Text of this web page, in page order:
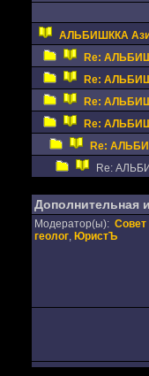
АЛЬБИШККА
Re:
Re:
Re:
Re:
Re:
Re:
Дополнительная
Модератор(ы): Совет
геолог, ЮристЪ